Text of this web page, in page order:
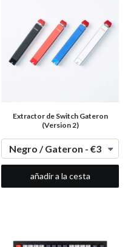
Extractor de Switch Gateron
(Version 2)
añadir a la cesta